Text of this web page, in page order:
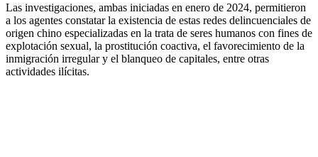
Las investigaciones, ambas iniciadas en enero de 2024, permitieron
a los agentes constatar la existencia de estas redes delincuenciales de
origen chino especializadas en la trata de seres humanos con fines de
explotación sexual, la prostitución coactiva, el favorecimiento de la
inmigración irregular y el blanqueo de capitales, entre otras
actividades ilícitas.